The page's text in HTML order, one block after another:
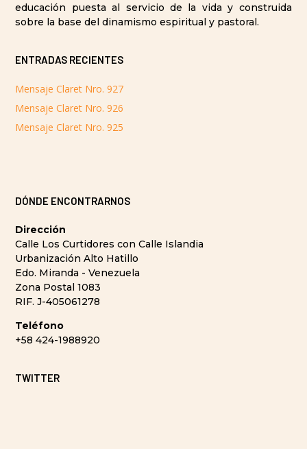
educación puesta al servicio de la vida y construida
sobre la base del dinamismo espiritual y pastoral.
ENTRADAS RECIENTES
Mensaje Claret Nro. 927
Mensaje Claret Nro. 926
Mensaje Claret Nro. 925
DÓNDE ENCONTRARNOS
Dirección
Calle Los Curtidores con Calle Islandia
Urbanización Alto Hatillo
Edo. Miranda - Venezuela
Zona Postal 1083
RIF. J-405061278
Teléfono
+58 424-1988920
TWITTER